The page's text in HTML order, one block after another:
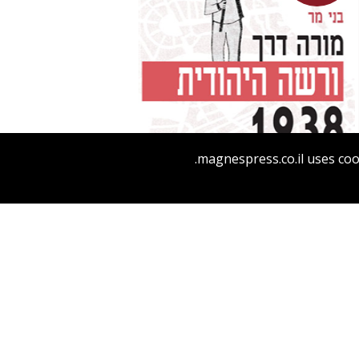
magnespress.co.il uses